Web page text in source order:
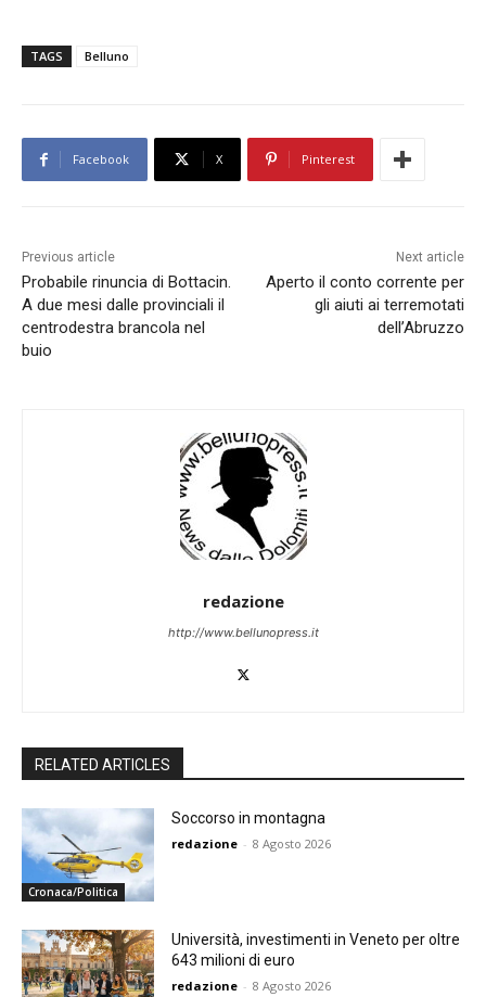
TAGS Belluno
Facebook X Pinterest
Previous article
Probabile rinuncia di Bottacin.
A due mesi dalle provinciali il
centrodestra brancola nel
buio
Next article
Aperto il conto corrente per
gli aiuti ai terremotati
dell’Abruzzo
redazione
http://www.bellunopress.it
RELATED ARTICLES
Cronaca/Politica
Soccorso in montagna
redazione - 8 Agosto 2026
Università, investimenti in Veneto per oltre
643 milioni di euro
redazione - 8 Agosto 2026